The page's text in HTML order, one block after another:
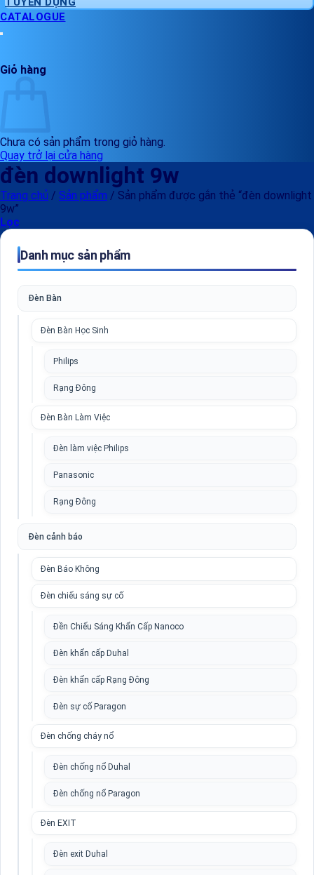
CATALOGUE
Giỏ hàng
Chưa có sản phẩm trong giỏ hàng.
Quay trở lại cửa hàng
đèn downlight 9w
Trang chủ / Sản phẩm / Sản phẩm được gắn thẻ “đèn downlight
9w”
Lọc
Danh mục sản phẩm
Đèn Bàn
Đèn Bàn Học Sinh
Philips
Rạng Đông
Đèn Bàn Làm Việc
Đèn làm việc Philips
Panasonic
Rạng Đông
Đèn cảnh báo
Đèn Báo Không
Đèn chiếu sáng sự cố
Đền Chiếu Sáng Khẩn Cấp Nanoco
Đèn khẩn cấp Duhal
Đèn khẩn cấp Rạng Đông
Đèn sự cố Paragon
Đèn chống cháy nổ
Đèn chống nổ Duhal
Đèn chống nổ Paragon
Đèn EXIT
Đèn exit Duhal